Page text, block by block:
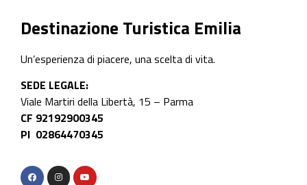
Destinazione Turistica Emilia
Un’esperienza di piacere, una scelta di vita.
SEDE LEGALE:
Viale Martiri della Libertà, 15 – Parma
CF 92192900345
PI 02864470345